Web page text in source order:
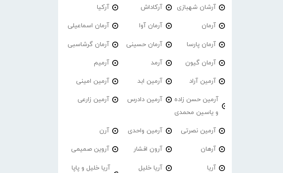
آرشان شهبازی آرکاداش آرکیا
آرمان آرمان آوا آرمان اسماعیلی
آرمان پارسا آرمان حسینی آرمان گرشاسبی
آرمان گیون آرمد آرمیم
آرمین آراد آرمین ابد آرمین امینی
آرمین حسن زاده
و یاسین محمدی
آرمین دادرس آرمین زارعی
آرمین نصرتی آرمین واحدی آرن
آرهان آرون افشار آروین صمیمی
آریا آریا خلیل
آریا خلیل و پاپا